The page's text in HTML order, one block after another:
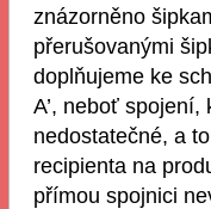
znázorněno
přerušovanými
doplňujeme ke
A’, neboť
nedostatečné, a
recipienta na
přímou spojnici